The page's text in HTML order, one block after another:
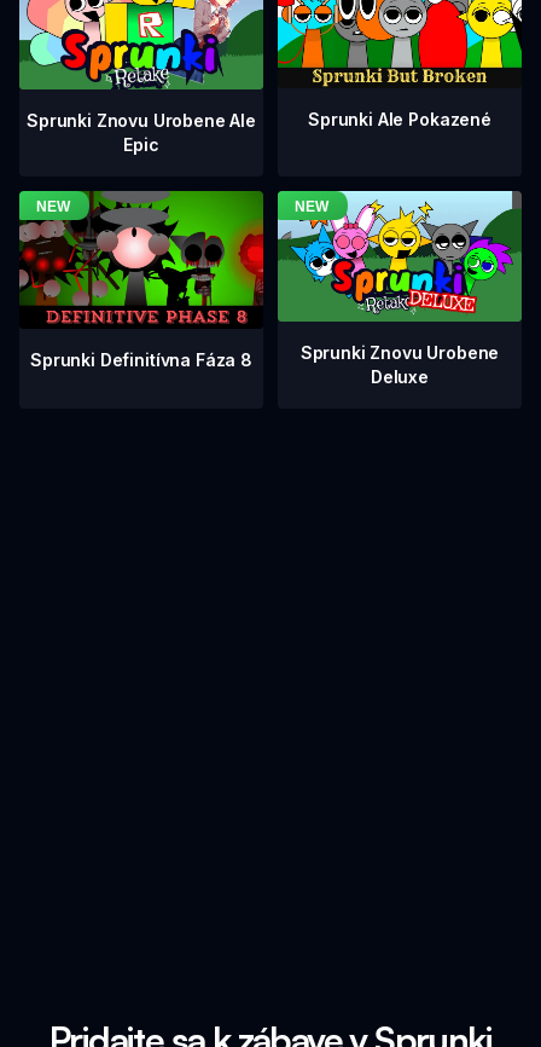
Sprunki Znovu Urobene Ale
Epic
Sprunki Ale Pokazené
Sprunki Definitívna Fáza 8
Sprunki Znovu Urobene
Deluxe